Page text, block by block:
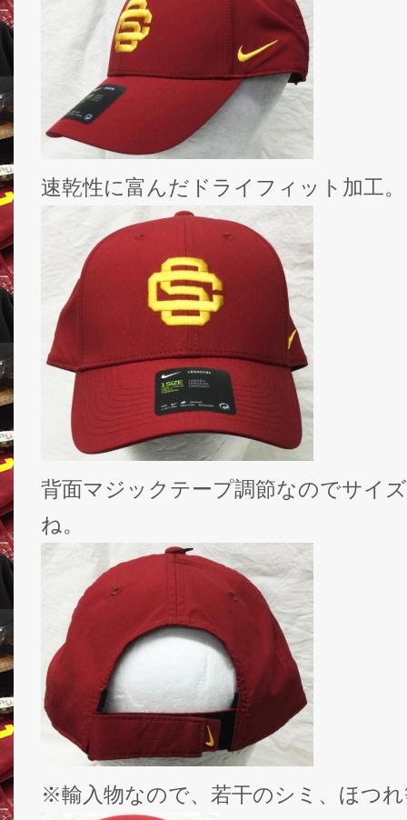
速乾性に富んだドライフィット加工。
背面マジックテープ調節なのでサイ
ね。
※輸入物なので、若干のシミ、ほつ